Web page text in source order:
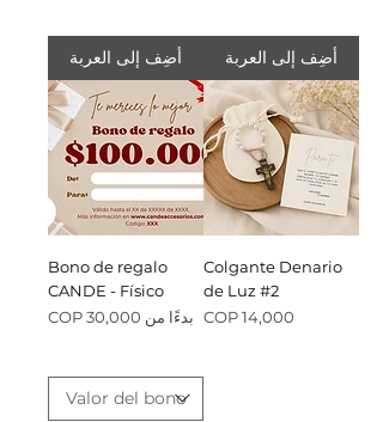
أضِف إلى العربة أضِف إلى العربة
Colgante Denario
de Luz #2
السعر
Bono de regalo
CANDE - Físico
بدءًا من
سعر البيع